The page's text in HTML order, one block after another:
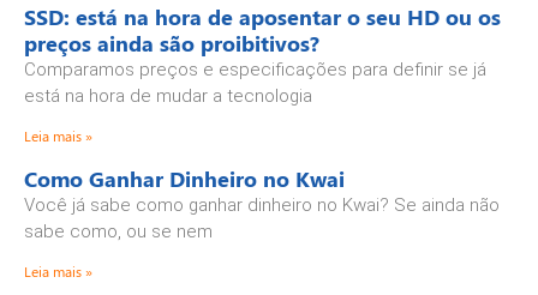
SSD: está na hora de aposentar o seu HD ou os
preços ainda são proibitivos?
Comparamos preços e especificações para definir se já
está na hora de mudar a tecnologia
Leia mais »
Como Ganhar Dinheiro no Kwai
Você já sabe como ganhar dinheiro no Kwai? Se ainda não
sabe como, ou se nem
Leia mais »